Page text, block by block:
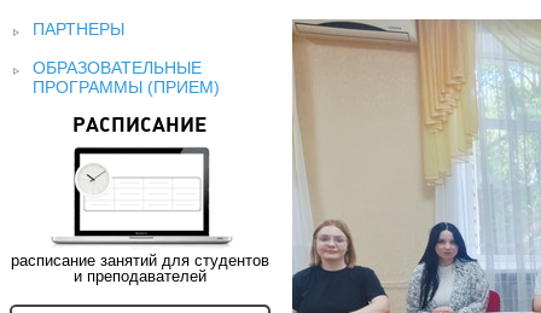
ПАРТНЕРЫ
ОБРАЗОВАТЕЛЬНЫЕ
ПРОГРАММЫ (ПРИЕМ)
РАСПИСАНИЕ
расписание занятий для студентов
и преподавателей